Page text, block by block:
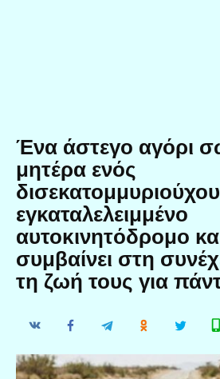
Ένα άστεγο αγόρι
μητέρα ενός
εγκαταλελειμμένο
αυτοκινητόδρομο
συμβαίνει στη
τη ζωή τους για